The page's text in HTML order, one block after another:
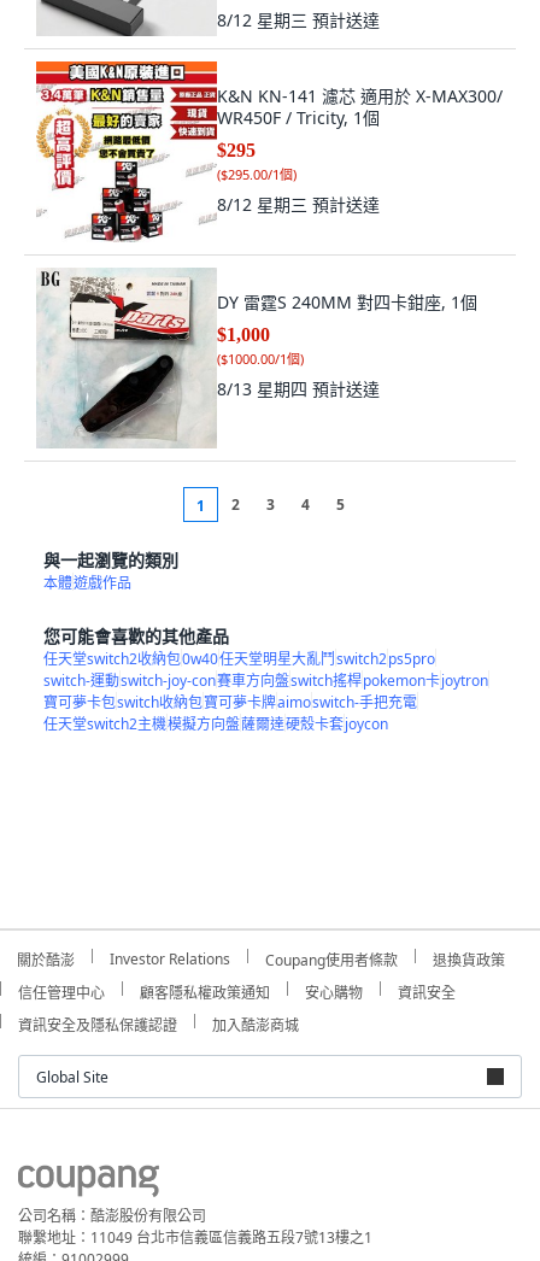
8/12 星期三 預計送達
K&N KN-141 濾芯 適用於 X-MAX300/
WR450F / Tricity, 1個
$295
($295.00/1個)
8/12 星期三 預計送達
DY 雷霆S 240MM 對四卡鉗座, 1個
$1,000
($1000.00/1個)
8/13 星期四 預計送達
1 2 3 4 5
與一起瀏覽的類別
本體遊戲作品
您可能會喜歡的其他產品
任天堂switch2收納包0w40任天堂明星大亂鬥switch2ps5pro
switch-運動switch-joy-con賽車方向盤switch搖桿pokemon卡joytron
寶可夢卡包switch收納包寶可夢卡牌aimoswitch-手把充電
任天堂switch2主機模擬方向盤薩爾達硬殼卡套joycon
關於酷澎 Investor Relations Coupang使用者條款
退換貨政策
信任管理中心
顧客隱私權政策通知 安心購物
資訊安全
資訊安全及隱私保護認證
加入酷澎商城
Global Site
公司名稱：酷澎股份有限公司
聯繫地址：11049 台北市信義區信義路五段7號13樓之1